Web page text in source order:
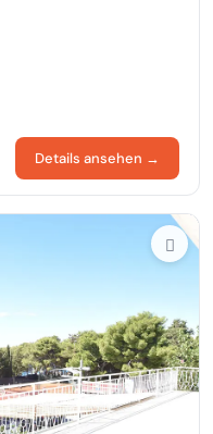
Details ansehen →